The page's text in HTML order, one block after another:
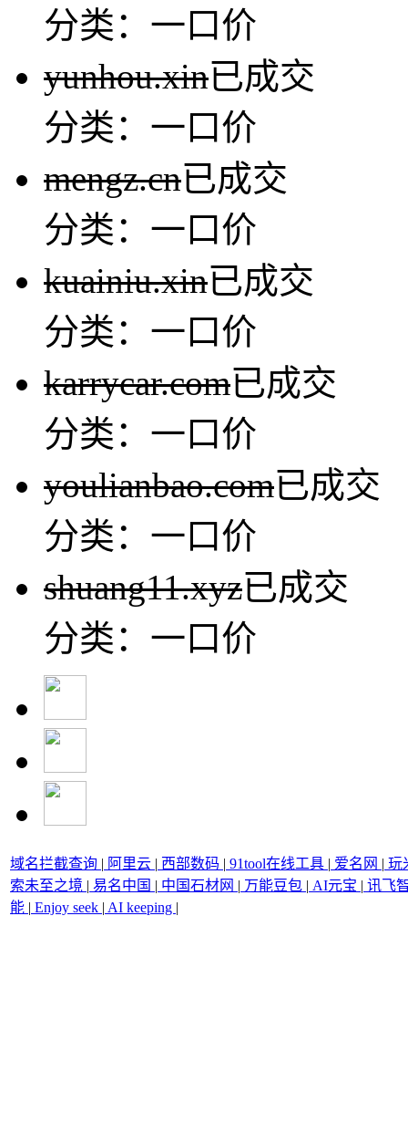
分类：一口价
yunhou.xin已成交
分类：一口价
mengz.cn已成交
分类：一口价
kuainiu.xin已成交
分类：一口价
karrycar.com已成交
分类：一口价
youlianbao.com已成交
分类：一口价
shuang11.xyz已成交
分类：一口价
域名拦截查询 | 阿里云 | 西部数码 | 91tool在线工具 | 爱名网 | 玩
索未至之境 | 易名中国 | 中国石材网 | 万能豆包 | AI元宝 | 讯飞
能 | Enjoy seek | AI keeping |